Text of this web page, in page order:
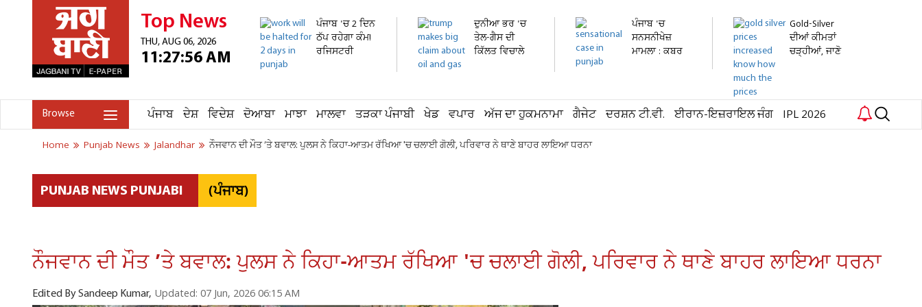
Top News
THU, AUG 06, 2026
11:27:56 AM
ਪੰਜਾਬ 'ਚ 2 ਦਿਨ
ਠੱਪ ਰਹੇਗਾ ਕੰਮ!
ਰਜਿਸਟਰੀ
ਦੁਨੀਆ ਭਰ 'ਚ
ਤੇਲ-ਗੈਸ ਦੀ
ਕਿੱਲਤ ਵਿਚਾਲੇ
ਪੰਜਾਬ 'ਚ
ਸਨਸਨੀਖੇਜ਼
ਮਾਮਲਾ : ਕਬਰ
Gold-Silver
ਦੀਆਂ ਕੀਮਤਾਂ
ਚੜ੍ਹੀਆਂ, ਜਾਣੋ
Browse ਪੰਜਾਬ ਦੇਸ਼ ਵਿਦੇਸ਼ ਦੋਆਬਾ ਮਾਝਾ ਮਾਲਵਾ ਤੜਕਾ ਪੰਜਾਬੀ ਖੇਡ ਵਪਾਰ ਅੱਜ ਦਾ ਹੁਕਮਨਾਮਾ ਗੈਜੇਟ ਦਰਸ਼ਨ ਟੀ.ਵੀ. ਈਰਾਨ-ਇਜ਼ਰਾਇਲ ਜੰਗ IPL 2026
Home Punjab News Jalandhar ਨੌਜਵਾਨ ਦੀ ਮੌਤ ’ਤੇ ਬਵਾਲ: ਪੁਲਸ ਨੇ ਕਿਹਾ-ਆਤਮ ਰੱਖਿਆ 'ਚ ਚਲਾਈ ਗੋਲੀ, ਪਰਿਵਾਰ ਨੇ ਥਾਣੇ ਬਾਹਰ ਲਾਇਆ ਧਰਨਾ
PUNJAB NEWS PUNJABI (ਪੰਜਾਬ)
ਨੌਜਵਾਨ ਦੀ ਮੌਤ ’ਤੇ ਬਵਾਲ: ਪੁਲਸ ਨੇ ਕਿਹਾ-ਆਤਮ ਰੱਖਿਆ 'ਚ ਚਲਾਈ ਗੋਲੀ, ਪਰਿਵਾਰ ਨੇ ਥਾਣੇ ਬਾਹਰ ਲਾਇਆ ਧਰਨਾ
Edited By Sandeep Kumar, Updated: 07 Jun, 2026 06:15 AM